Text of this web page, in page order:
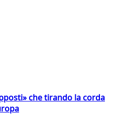
che tirando la corda